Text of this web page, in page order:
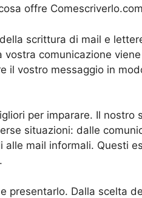
offre
scrittura di mail e
vostra comunicazione
il vostro messaggio in
per imparare. Il nostro
situazioni: dalle
mail informali. Questi
presentarlo. Dalla scelta